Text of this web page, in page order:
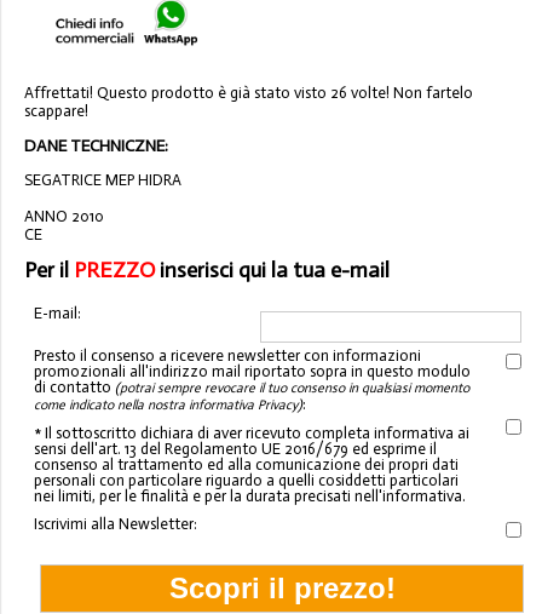
Affrettati! Questo prodotto è già stato visto 26 volte! Non fartelo
scappare!
DANE TECHNICZNE:
SEGATRICE MEP HIDRA
ANNO 2010
CE
Per il PREZZOinserisci qui la tua e-mail
E-mail:
Presto il consenso a ricevere newsletter con informazioni
promozionali all'indirizzo mail riportato sopra in questo modulo
di contatto (potrai sempre revocare il tuo consenso in qualsiasi momento
come indicato nella nostra informativa Privacy):
* Il sottoscritto dichiara di aver ricevuto completa informativa ai
sensi dell'art. 13 del Regolamento UE 2016/679 ed esprime il
consenso al trattamento ed alla comunicazione dei propri dati
personali con particolare riguardo a quelli cosiddetti particolari
nei limiti, per le finalità e per la durata precisati nell'informativa.
Iscrivimi alla Newsletter: